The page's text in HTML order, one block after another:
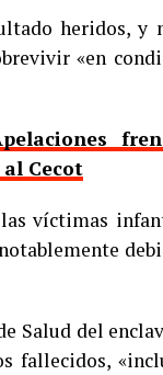
heridos,
«en
Cecot
víctimas
Salud del
fallecidos,